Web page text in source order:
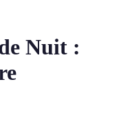
Nuit :